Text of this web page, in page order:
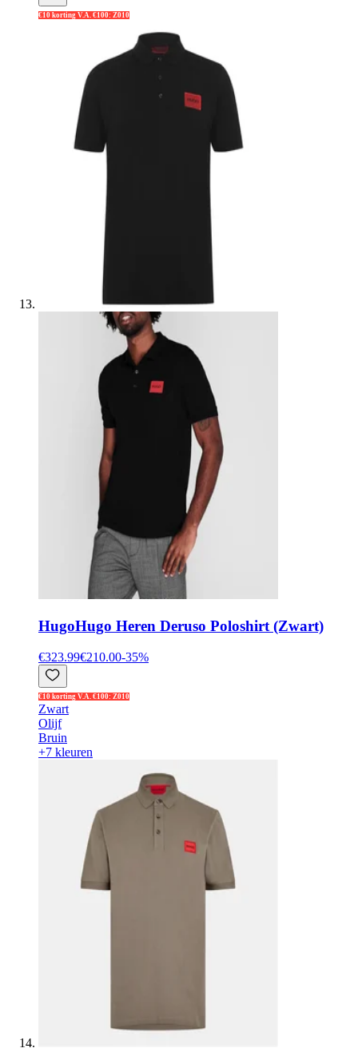
€10 korting V.A. €100: Z010
HugoHugo Heren Deruso Poloshirt (Zwart)
€323.99€210.00-35%
€10 korting V.A. €100: Z010
Zwart
Olijf
Bruin
+7 kleuren